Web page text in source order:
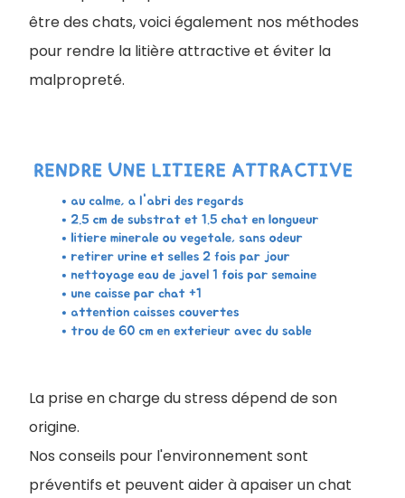
être des chats, voici également nos méthodes
pour rendre la litière attractive et éviter la
malpropreté.
La prise en charge du stress dépend de son
origine.
Nos conseils pour l'environnement sont
préventifs et peuvent aider à apaiser un chat